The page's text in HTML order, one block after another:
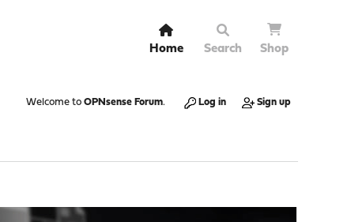
Home Search Shop
Welcome to OPNsense Forum. Log in Sign up